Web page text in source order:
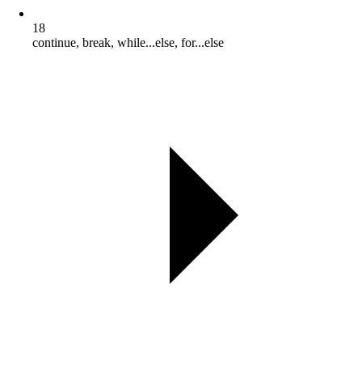
18
continue, break, while...else, for...else